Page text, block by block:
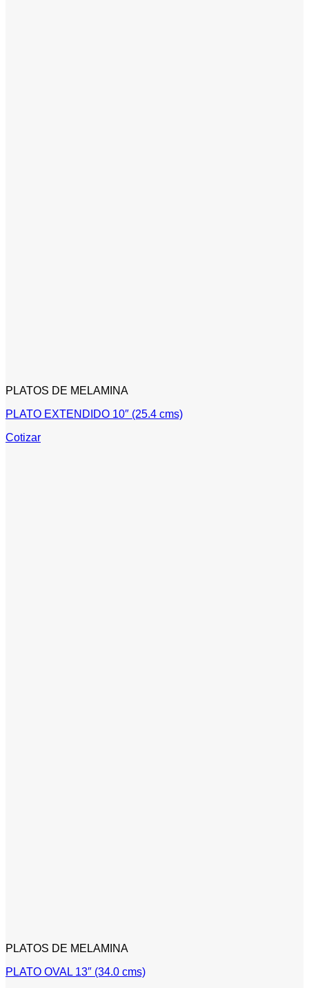
PLATOS DE MELAMINA
PLATO EXTENDIDO 10″ (25.4 cms)
Cotizar
PLATOS DE MELAMINA
PLATO OVAL 13″ (34.0 cms)